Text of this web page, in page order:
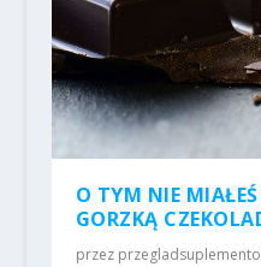
O TYM NIE MIAŁEŚ
GORZKĄ
przez